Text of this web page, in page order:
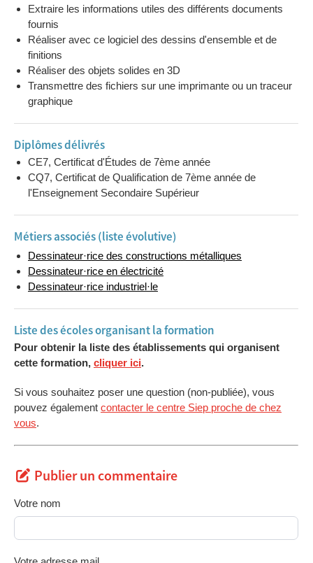
Extraire les informations utiles des différents documents
fournis
Réaliser avec ce logiciel des dessins d'ensemble et de
finitions
Réaliser des objets solides en 3D
Transmettre des fichiers sur une imprimante ou un traceur
graphique
Diplômes délivrés
CE7, Certificat d'Études de 7ème année
CQ7, Certificat de Qualification de 7ème année de
l'Enseignement Secondaire Supérieur
Métiers associés (liste évolutive)
Dessinateur·rice des constructions métalliques
Dessinateur·rice en électricité
Dessinateur·rice industriel·le
Liste des écoles organisant la formation
Pour obtenir la liste des établissements qui organisent
cette formation, cliquer ici.
Si vous souhaitez poser une question (non-publiée), vous
pouvez également contacter le centre Siep proche de chez
vous.
Publier un commentaire
Votre nom